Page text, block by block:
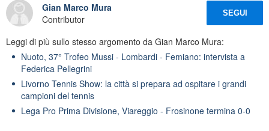
Gian Marco Mura
Contributor
SEGUI
Leggi di più sullo stesso argomento da Gian Marco Mura:
Nuoto, 37° Trofeo Mussi - Lombardi - Femiano: intervista a
Federica Pellegrini
Livorno Tennis Show: la città si prepara ad ospitare i grandi
campioni del tennis
Lega Pro Prima Divisione, Viareggio - Frosinone termina 0-0